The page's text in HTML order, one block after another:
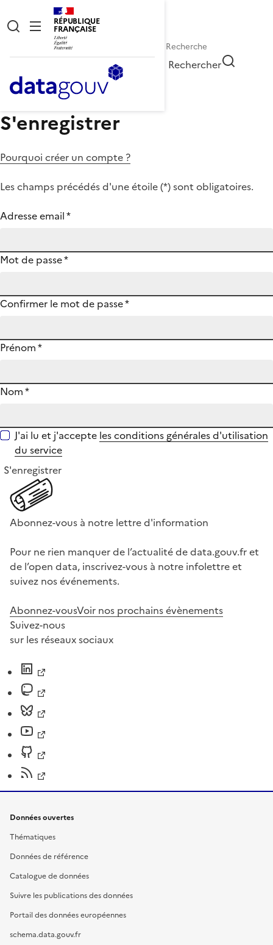
RÉPUBLIQUE
FRANÇAISE
Rechercher
S'enregistrer
Pourquoi créer un compte ?
Les champs précédés d'une étoile (*) sont obligatoires.
Adresse email*
Mot de passe*
Confirmer le mot de passe*
Prénom*
Nom*
J'ai lu et j'accepte les conditions générales d'utilisation
du service
S'enregistrer
Abonnez-vous à notre lettre d'information
Pour ne rien manquer de l’actualité de data.gouv.fr et
de l’open data, inscrivez-vous à notre infolettre et
suivez nos événements.
Abonnez-vousVoir nos prochains évènements
Suivez-nous
sur les réseaux sociaux
Données ouvertes
Thématiques
Données de référence
Catalogue de données
Suivre les publications des données
Portail des données européennes
schema.data.gouv.fr